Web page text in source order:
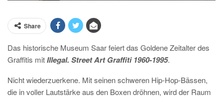
Share
Das historische Museum Saar feiert das Goldene Zeitalter des
Graffitis mitIllegal. Street Art Graffiti 1960-1995.
Nicht wiederzuerkene. Mit seinen schweren Hip-Hop-Bässen,
die in voller Lautstärke aus den Boxen dröhnen, wird der Raum